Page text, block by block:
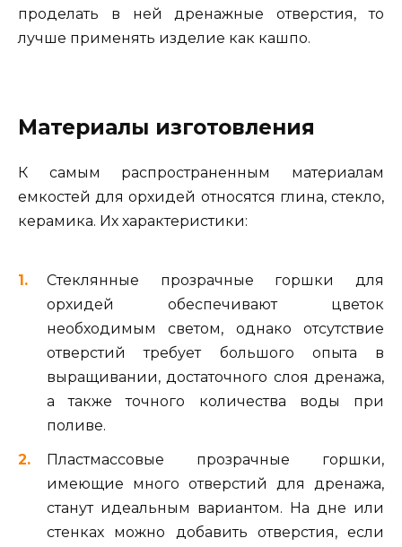
проделать в ней дренажные отверстия, то
лучше применять изделие как кашпо.
Материалы изготовления
К самым распространенным материалам
емкостей для орхидей относятся глина, стекло,
керамика. Их характеристики:
Стеклянные прозрачные горшки для
орхидей обеспечивают цветок
необходимым светом, однако отсутствие
отверстий требует большого опыта в
выращивании, достаточного слоя дренажа,
а также точного количества воды при
поливе.
Пластмассовые прозрачные горшки,
имеющие много отверстий для дренажа,
станут идеальным вариантом. На дне или
стенках можно добавить отверстия, если